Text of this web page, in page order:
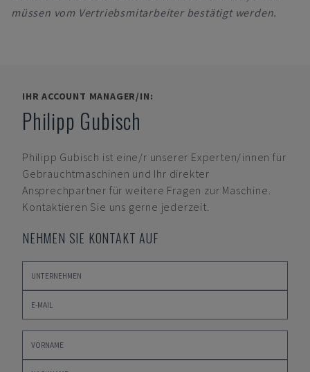
müssen vom Vertriebsmitarbeiter bestätigt werden.
IHR ACCOUNT MANAGER/IN:
Philipp Gubisch
Philipp Gubisch ist eine/r unserer Experten/innen für
Gebrauchtmaschinen und Ihr direkter
Ansprechpartner für weitere Fragen zur Maschine.
Kontaktieren Sie uns gerne jederzeit.
NEHMEN SIE KONTAKT AUF